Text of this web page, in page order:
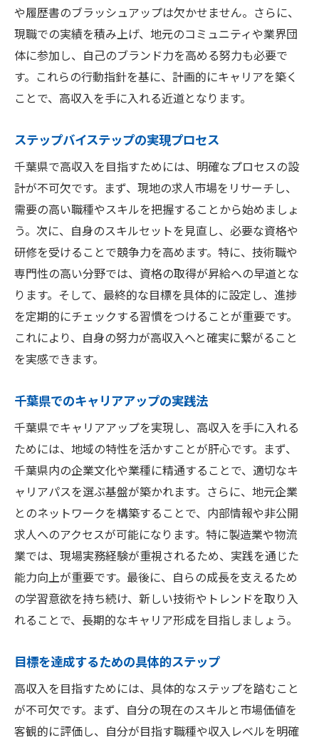
や履歴書のブラッシュアップは欠かせません。さらに、
現職での実績を積み上げ、地元のコミュニティや業界団
体に参加し、自己のブランド力を高める努力も必要で
す。これらの行動指針を基に、計画的にキャリアを築く
ことで、高収入を手に入れる近道となります。
ステップバイステップの実現プロセス
千葉県で高収入を目指すためには、明確なプロセスの設
計が不可欠です。まず、現地の求人市場をリサーチし、
需要の高い職種やスキルを把握することから始めましょ
う。次に、自身のスキルセットを見直し、必要な資格や
研修を受けることで競争力を高めます。特に、技術職や
専門性の高い分野では、資格の取得が昇給への早道とな
ります。そして、最終的な目標を具体的に設定し、進捗
を定期的にチェックする習慣をつけることが重要です。
これにより、自身の努力が高収入へと確実に繋がること
を実感できます。
千葉県でのキャリアアップの実践法
千葉県でキャリアアップを実現し、高収入を手に入れる
ためには、地域の特性を活かすことが肝心です。まず、
千葉県内の企業文化や業種に精通することで、適切なキ
ャリアパスを選ぶ基盤が築かれます。さらに、地元企業
とのネットワークを構築することで、内部情報や非公開
求人へのアクセスが可能になります。特に製造業や物流
業では、現場実務経験が重視されるため、実践を通じた
能力向上が重要です。最後に、自らの成長を支えるため
の学習意欲を持ち続け、新しい技術やトレンドを取り入
れることで、長期的なキャリア形成を目指しましょう。
目標を達成するための具体的ステップ
高収入を目指すためには、具体的なステップを踏むこと
が不可欠です。まず、自分の現在のスキルと市場価値を
客観的に評価し、自分が目指す職種や収入レベルを明確